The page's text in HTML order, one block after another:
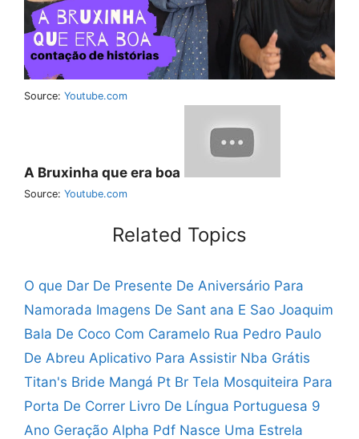
Source: Youtube.com
A Bruxinha que era boa
Source: Youtube.com
Related Topics
O que Dar De Presente De Aniversário Para
Namorada Imagens De Sant ana E Sao Joaquim
Bala De Coco Com Caramelo Rua Pedro Paulo
De Abreu Aplicativo Para Assistir Nba Grátis
Titan's Bride Mangá Pt Br Tela Mosquiteira Para
Porta De Correr Livro De Língua Portuguesa 9
Ano Geração Alpha Pdf Nasce Uma Estrela